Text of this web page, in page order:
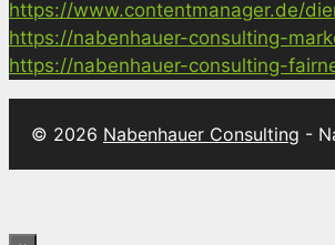
https://www.contentmanager.de/
https://nabenhauer-consulting-
https://nabenhauer-consulting-
© 2026 Nabenhauer Consulting -